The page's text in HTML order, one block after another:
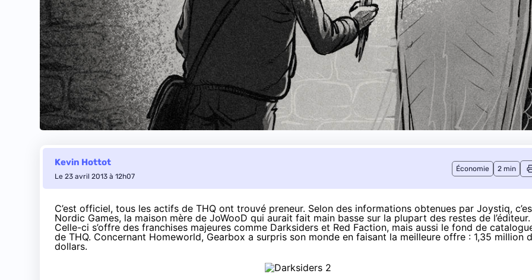
Kevin Hottot
Le 23 avril 2013 à 12h07
Économie 2 min
C’est officiel, tous les actifs de THQ ont trouvé preneur. Selon des informations obtenues par Joystiq,
Nordic Games, la maison mère de JoWooD qui aurait fait main basse sur la plupart des restes de l’éditeur.
Celle-ci s’offre des franchises majeures comme Darksiders et Red Faction, mais aussi le fond de
de THQ. Concernant Homeworld, Gearbox a surpris son monde en faisant la meilleure offre : 1,35 million
dollars.